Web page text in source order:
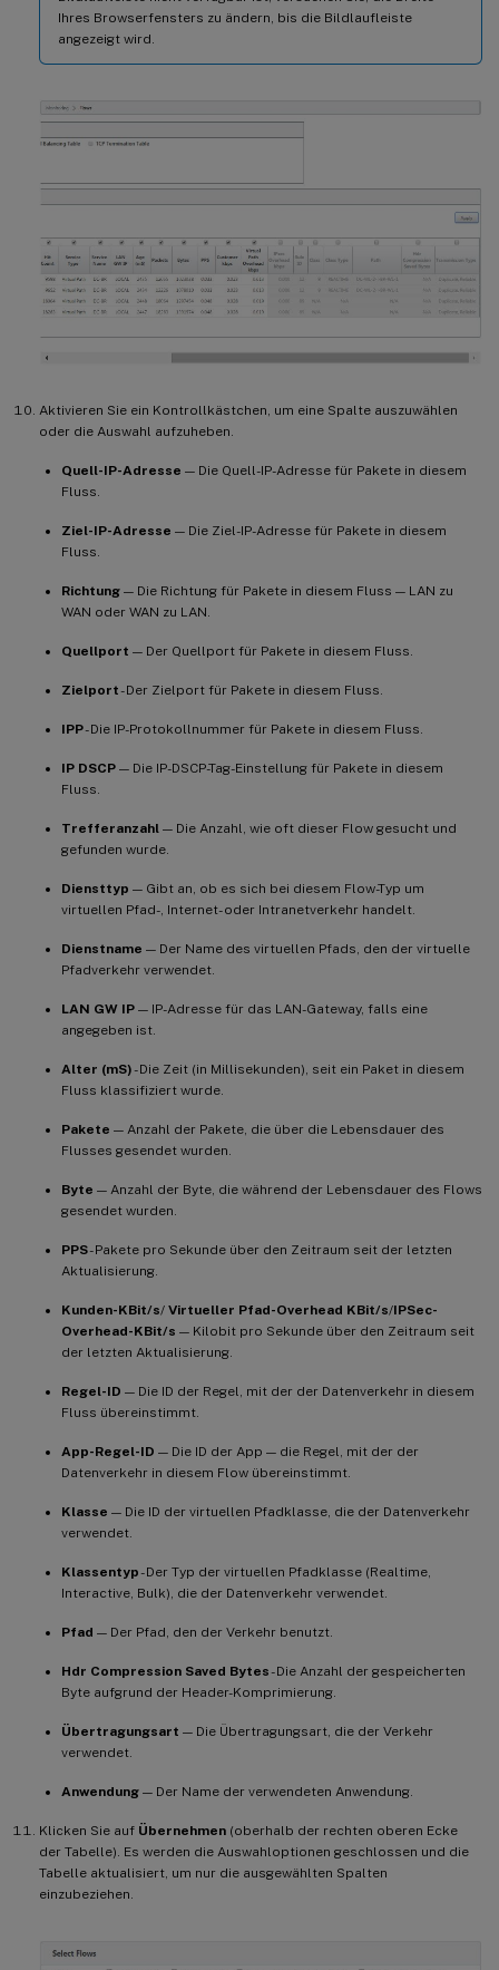
Ihres Browserfensters zu ändern, bis die Bildlaufleiste
angezeigt wird.
Aktivieren Sie ein Kontrollkästchen, um eine Spalte auszuwählen
oder die Auswahl aufzuheben.
Quell-IP-Adresse — Die Quell-IP-Adresse für Pakete in diesem
Fluss.
Ziel-IP-Adresse — Die Ziel-IP-Adresse für Pakete in diesem
Fluss.
Richtung — Die Richtung für Pakete in diesem Fluss — LAN zu
WAN oder WAN zu LAN.
Quellport — Der Quellport für Pakete in diesem Fluss.
Zielport- Der Zielport für Pakete in diesem Fluss.
IPP- Die IP-Protokollnummer für Pakete in diesem Fluss.
IP DSCP — Die IP-DSCP-Tag-Einstellung für Pakete in diesem
Fluss.
Trefferanzahl — Die Anzahl, wie oft dieser Flow gesucht und
gefunden wurde.
Diensttyp — Gibt an, ob es sich bei diesem Flow-Typ um
virtuellen Pfad-, Internet- oder Intranetverkehr handelt.
Dienstname — Der Name des virtuellen Pfads, den der virtuelle
Pfadverkehr verwendet.
LAN GW IP — IP-Adresse für das LAN-Gateway, falls eine
angegeben ist.
Alter (mS)- Die Zeit (in Millisekunden), seit ein Paket in diesem
Fluss klassifiziert wurde.
Pakete — Anzahl der Pakete, die über die Lebensdauer des
Flusses gesendet wurden.
Byte — Anzahl der Byte, die während der Lebensdauer des Flows
gesendet wurden.
PPS- Pakete pro Sekunde über den Zeitraum seit der letzten
Aktualisierung.
Kunden-KBit/s/ Virtueller Pfad-Overhead KBit/s/IPSec-
Overhead-KBit/s — Kilobit pro Sekunde über den Zeitraum seit
der letzten Aktualisierung.
Regel-ID — Die ID der Regel, mit der der Datenverkehr in diesem
Fluss übereinstimmt.
App-Regel-ID — Die ID der App — die Regel, mit der der
Datenverkehr in diesem Flow übereinstimmt.
Klasse — Die ID der virtuellen Pfadklasse, die der Datenverkehr
verwendet.
Klassentyp- Der Typ der virtuellen Pfadklasse (Realtime,
Interactive, Bulk), die der Datenverkehr verwendet.
Pfad — Der Pfad, den der Verkehr benutzt.
Hdr Compression Saved Bytes- Die Anzahl der gespeicherten
Byte aufgrund der Header-Komprimierung.
Übertragungsart — Die Übertragungsart, die der Verkehr
verwendet.
Anwendung — Der Name der verwendeten Anwendung.
Klicken Sie auf Übernehmen (oberhalb der rechten oberen Ecke
der Tabelle). Es werden die Auswahloptionen geschlossen und die
Tabelle aktualisiert, um nur die ausgewählten Spalten
einzubeziehen.